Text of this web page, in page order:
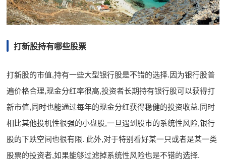
打新股持有哪些股票
打新股的市值,持有一些大型银行股是不错的选择.因为银行股普
遍价格合理,现金分红率很高,投资者长期持有银行股可以获得打
新市值,同时也能通过每年的现金分红获得稳健的投资收益.同时
相比其他投机性很强的小盘股,一旦遇到股市的系统性风险,银行
股的下跌空间也很有限. 此外,对于特别看好某一只或者是某一类
股票的投资者,如果能够过滤掉系统性风险也是不错的选择.